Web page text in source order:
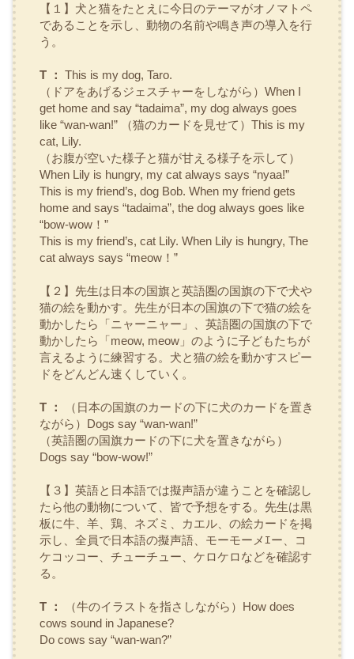
【１】犬と猫をたとえに今日のテーマがオノマトペ
であることを示し、動物の名前や鳴き声の導入を行
う。
T ： This is my dog, Taro.
（ドアをあげるジェスチャーをしながら）When I
get home and say “tadaima”, my dog always goes
like “wan-wan!” （猫のカードを見せて）This is my
cat, Lily.
（お腹が空いた様子と猫が甘える様子を示して）
When Lily is hungry, my cat always says “nyaa!”
This is my friend’s, dog Bob. When my friend gets
home and says “tadaima”, the dog always goes like
“bow-wow！”
This is my friend’s, cat Lily. When Lily is hungry, The
cat always says “meow！”
【２】先生は日本の国旗と英語圏の国旗の下で犬や
猫の絵を動かす。先生が日本の国旗の下で猫の絵を
動かしたら「ニャーニャー」、英語圏の国旗の下で
動かしたら「meow, meow」のように子どもたちが
言えるように練習する。犬と猫の絵を動かすスピー
ドをどんどん速くしていく。
T ：
（日本の国旗のカードの下に犬のカードを置き
ながら）Dogs say “wan-wan!”
（英語圏の国旗カードの下に犬を置きながら）
Dogs say “bow-wow!”
【３】英語と日本語では擬声語が違うことを確認し
たら他の動物について、皆で予想をする。先生は黒
板に牛、羊、鶏、ネズミ、カエル、の絵カードを掲
示し、全員で日本語の擬声語、モーモーメｴー、コ
ケコッコー、チューチュー、ケロケロなどを確認す
る。
T ：
（牛のイラストを指さしながら）How does
cows sound in Japanese?
Do cows say “wan-wan?”